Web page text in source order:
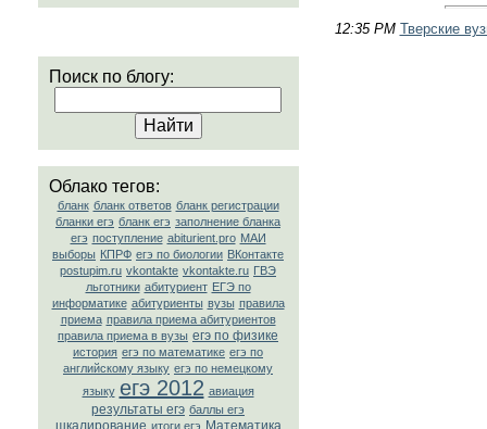
Поиск по блогу:
Облако тегов:
бланк бланк ответов бланк регистрации
бланки егэ бланк егэ заполнение бланка
егэ поступление abiturient.pro МАИ
выборы КПРФ егэ по биологии ВКонтакте
postupim.ru vkontakte vkontakte.ru ГВЭ
льготники абитуриент ЕГЭ по
информатике абитуриенты вузы правила
приема правила приема абитуриентов
правила приема в вузы егэ по физике
история егэ по математике егэ по
английскому языку егэ по немецкому
языку егэ 2012 авиация
результаты егэ баллы егэ
итоги егэ
12:35 PM Тверские